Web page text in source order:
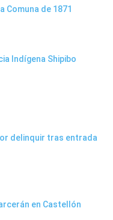
Comuna de 1871
Indígena Shipibo
delinquir tras entrada
en Castellón